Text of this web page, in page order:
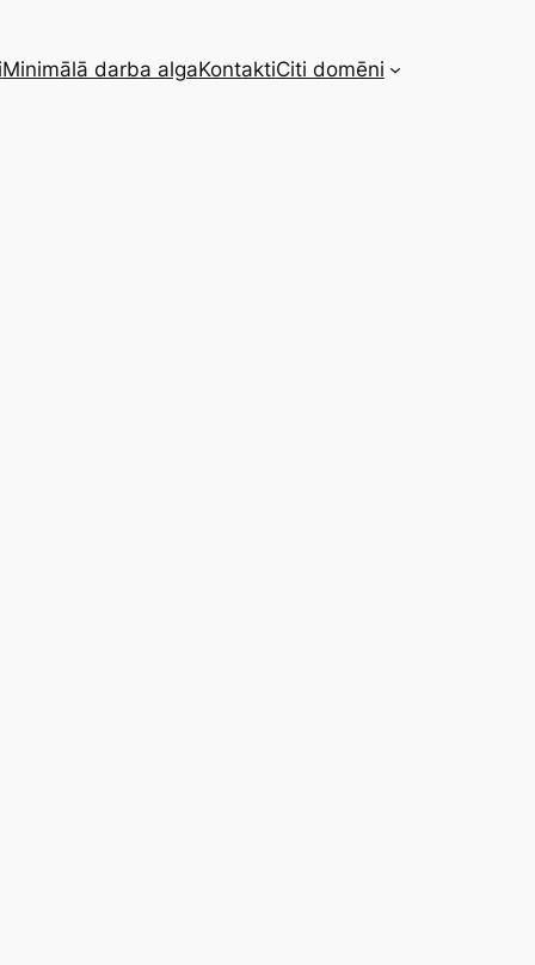
Minimālā darba algaKontaktiCiti domēni